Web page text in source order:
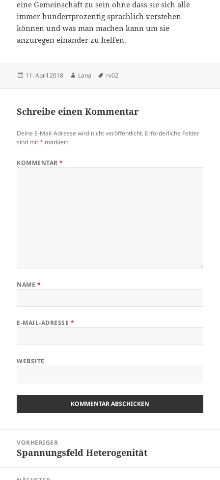
eine Gemeinschaft zu sein ohne dass sie sich alle
immer hundertprozentig sprachlich verstehen
können und was man machen kann um sie
anzuregen einander zu helfen.
Veröffentlicht
11. April 2018 Autor
Lana Schlagwörter
rv02
Schreibe einen Kommentar
Deine E-Mail-Adresse wird nicht veröffentlicht. Erforderliche Felder
sind mit* markiert
KOMMENTAR*
NAME *
E-MAIL-ADRESSE *
WEBSITE
VORHERIGER
Vorheriger
Spannungsfeld Heterogenität